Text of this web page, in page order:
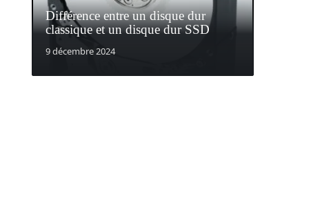
Différence entre un disque dur
classique et un disque dur SSD
9 décembre 2024